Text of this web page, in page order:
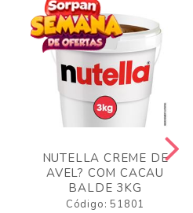
NUTELLA CREME DE
AVEL? COM CACAU
BALDE 3KG
Código: 51801